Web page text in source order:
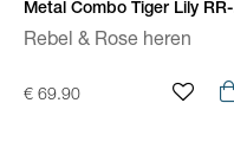
Metal Combo Tiger Lily RR-
M0058-S
Rebel & Rose heren
€ 69.90